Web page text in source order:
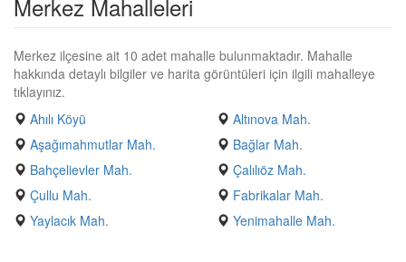
Merkez Mahalleleri
Merkez ilçesine ait 10 adet mahalle bulunmaktadır. Mahalle
hakkında detaylı bilgiler ve harita görüntüleri için ilgili mahalleye
tıklayınız.
Ahılı Köyü
Altınova Mah.
Aşağımahmutlar Mah.
Bağlar Mah.
Bahçelievler Mah.
Çalılıöz Mah.
Çullu Mah.
Fabrikalar Mah.
Yaylacık Mah.
Yenimahalle Mah.